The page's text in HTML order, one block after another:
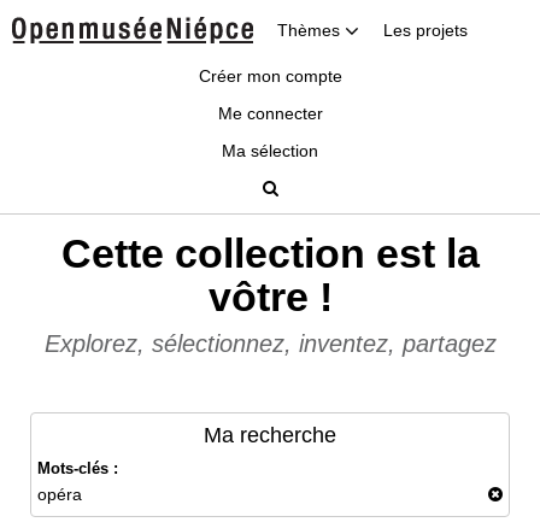
Thèmes Les projets
Créer mon compte
Me connecter
Ma sélection
Cette collection est la
vôtre !
Explorez, sélectionnez, inventez, partagez
Ma recherche
Mots-clés :
opéra